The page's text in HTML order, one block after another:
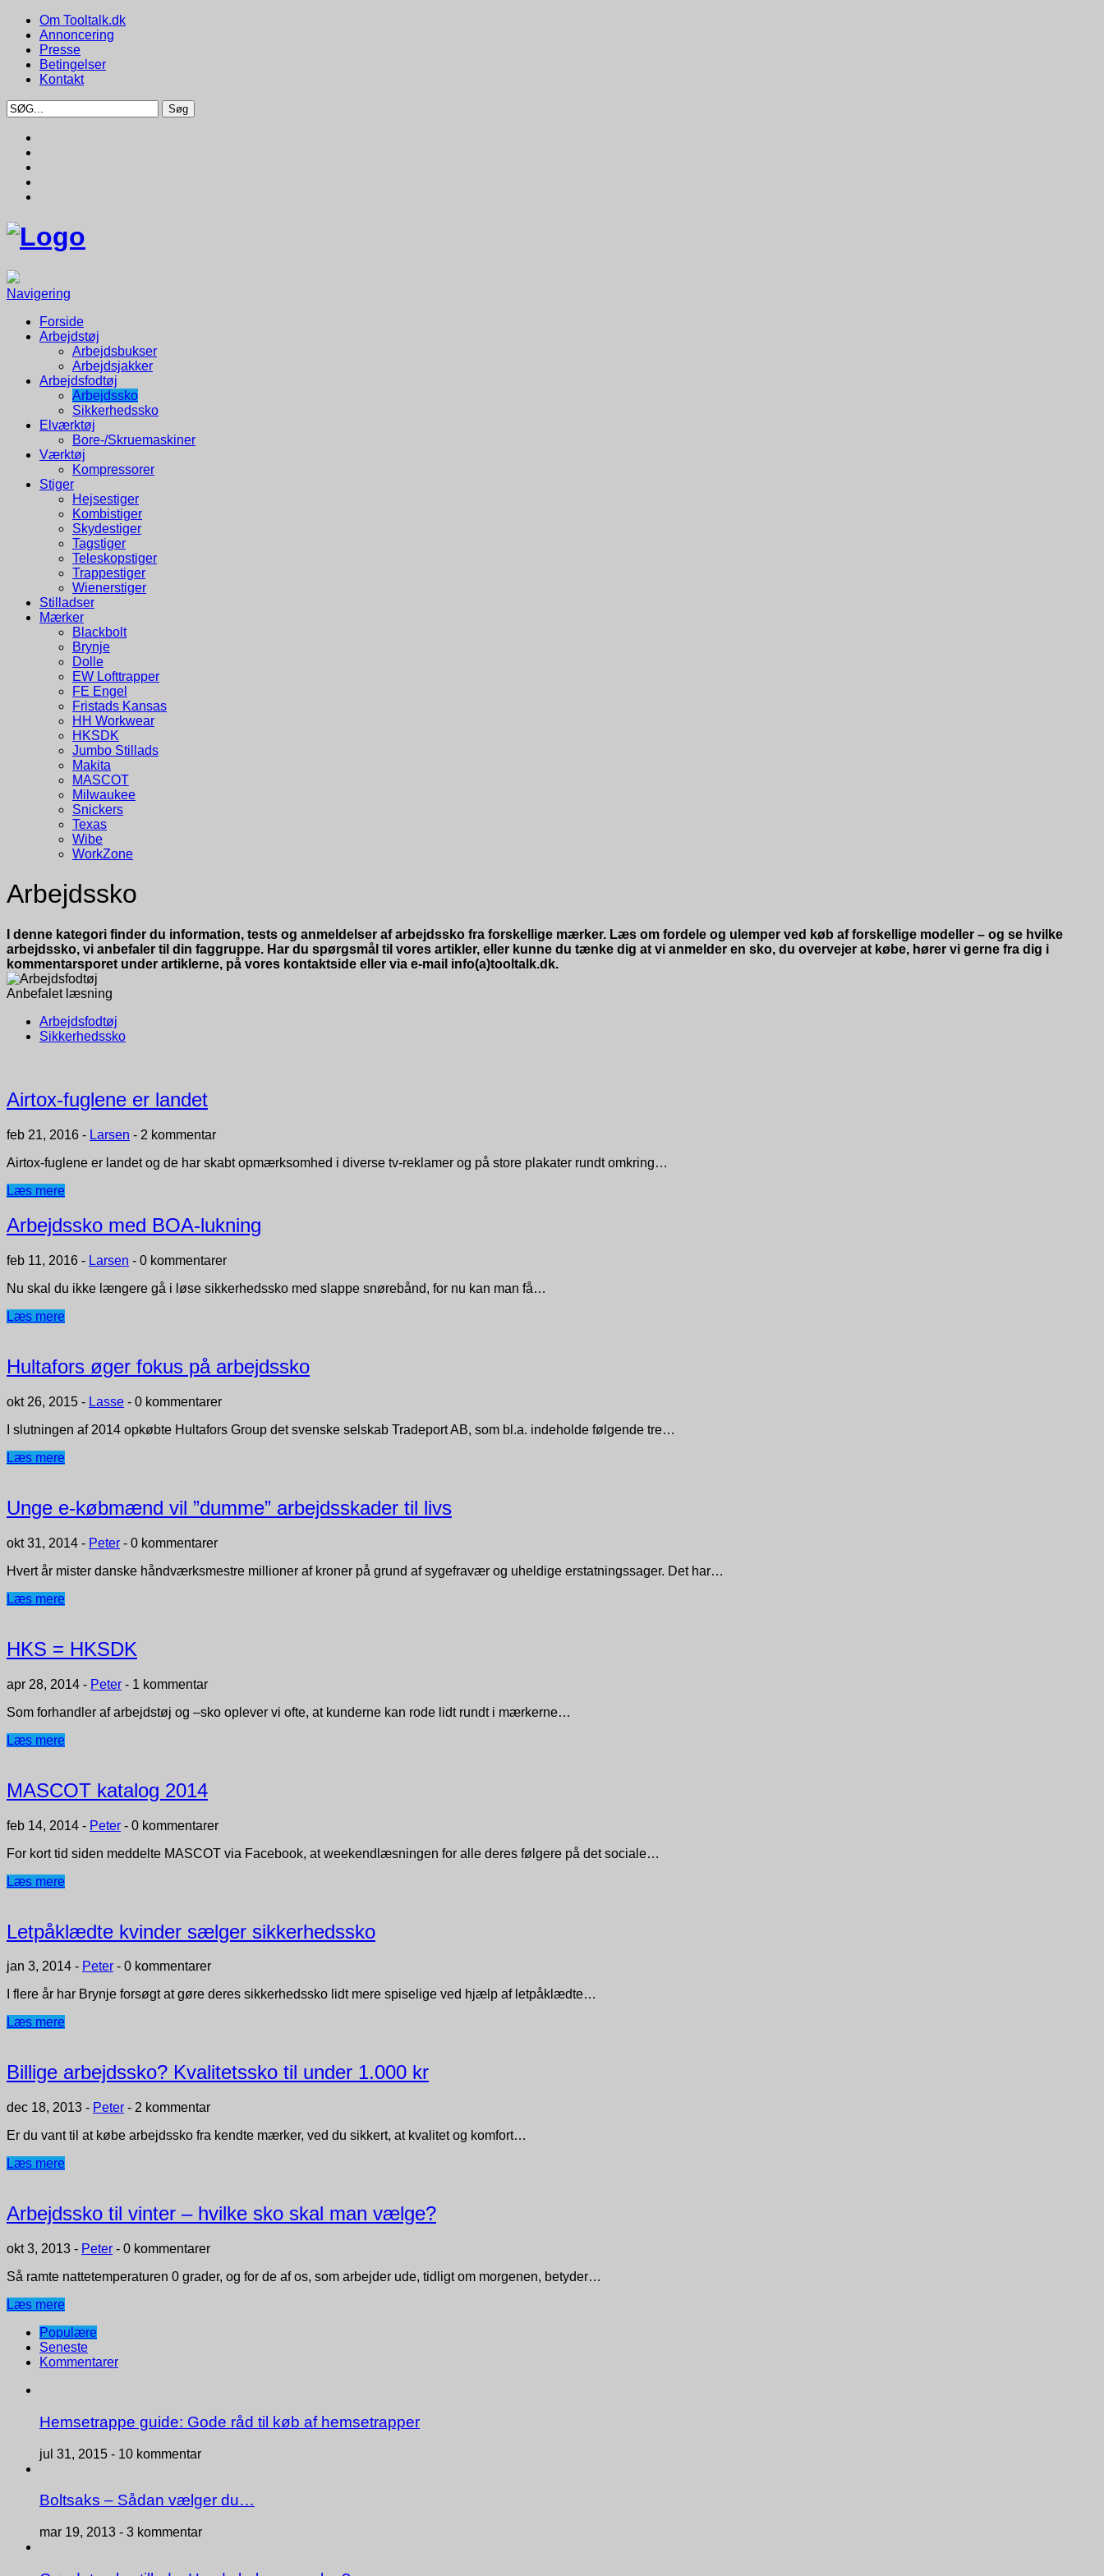
Om Tooltalk.dk
Annoncering
Presse
Betingelser
Kontakt
Navigering
Forside
Arbejdstøj
Arbejdsbukser
Arbejdsjakker
Arbejdsfodtøj
Arbejdssko
Sikkerhedssko
Elværktøj
Bore-/Skruemaskiner
Værktøj
Kompressorer
Stiger
Hejsestiger
Kombistiger
Skydestiger
Tagstiger
Teleskopstiger
Trappestiger
Wienerstiger
Stilladser
Mærker
Blackbolt
Brynje
Dolle
EW Lofttrapper
FE Engel
Fristads Kansas
HH Workwear
HKSDK
Jumbo Stillads
Makita
MASCOT
Milwaukee
Snickers
Texas
Wibe
WorkZone
Arbejdssko
I denne kategori finder du information, tests og anmeldelser af arbejdssko fra forskellige mærker. Læs om fordele og ulemper ved køb af forskellige modeller – og se hvilke
arbejdssko, vi anbefaler til din faggruppe. Har du spørgsmål til vores artikler, eller kunne du tænke dig at vi anmelder en sko, du overvejer at købe, hører vi gerne fra dig i
kommentarsporet under artiklerne, på vores kontaktside eller via e-mail info(a)tooltalk.dk.
Anbefalet læsning
Arbejdsfodtøj
Sikkerhedssko
Airtox-fuglene er landet
feb 21, 2016 - Larsen - 2 kommentar
Airtox-fuglene er landet og de har skabt opmærksomhed i diverse tv-reklamer og på store plakater rundt omkring…
Læs mere
Arbejdssko med BOA-lukning
feb 11, 2016 - Larsen - 0 kommentarer
Nu skal du ikke længere gå i løse sikkerhedssko med slappe snørebånd, for nu kan man få…
Læs mere
Hultafors øger fokus på arbejdssko
okt 26, 2015 - Lasse - 0 kommentarer
I slutningen af 2014 opkøbte Hultafors Group det svenske selskab Tradeport AB, som bl.a. indeholde følgende tre…
Læs mere
Unge e-købmænd vil ”dumme” arbejdsskader til livs
okt 31, 2014 - Peter - 0 kommentarer
Hvert år mister danske håndværksmestre millioner af kroner på grund af sygefravær og uheldige erstatningssager. Det har…
Læs mere
HKS = HKSDK
apr 28, 2014 - Peter - 1 kommentar
Som forhandler af arbejdstøj og –sko oplever vi ofte, at kunderne kan rode lidt rundt i mærkerne…
Læs mere
MASCOT katalog 2014
feb 14, 2014 - Peter - 0 kommentarer
For kort tid siden meddelte MASCOT via Facebook, at weekendlæsningen for alle deres følgere på det sociale…
Læs mere
Letpåklædte kvinder sælger sikkerhedssko
jan 3, 2014 - Peter - 0 kommentarer
I flere år har Brynje forsøgt at gøre deres sikkerhedssko lidt mere spiselige ved hjælp af letpåklædte…
Læs mere
Billige arbejdssko? Kvalitetssko til under 1.000 kr
dec 18, 2013 - Peter - 2 kommentar
Er du vant til at købe arbejdssko fra kendte mærker, ved du sikkert, at kvalitet og komfort…
Læs mere
Arbejdssko til vinter – hvilke sko skal man vælge?
okt 3, 2013 - Peter - 0 kommentarer
Så ramte nattetemperaturen 0 grader, og for de af os, som arbejder ude, tidligt om morgenen, betyder…
Læs mere
Populære
Seneste
Kommentarer
Hemsetrappe guide: Gode råd til køb af hemsetrapper
jul 31, 2015 - 10 kommentar
Boltsaks – Sådan vælger du…
mar 19, 2013 - 3 kommentar